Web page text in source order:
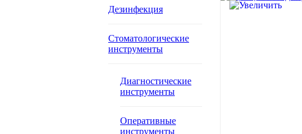
Дезинфекция
Стоматологические
инструменты
Диагностические
инструменты
Оперативные
инструменты